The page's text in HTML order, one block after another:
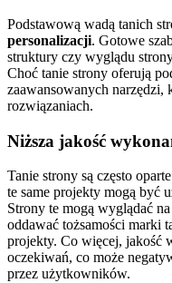
Podstawową wadą tanich
personalizacji. Gotowe
struktury czy wyglądu
Choć tanie strony oferują
zaawansowanych narzędzi,
rozwiązaniach.
Niższa jakość
Tanie strony są często
te same projekty mogą być
Strony te mogą wyglądać na
oddawać tożsamości marki
projekty. Co więcej, jakość
oczekiwań, co może
przez użytkowników.